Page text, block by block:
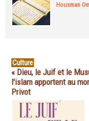
Housman
Culture
« Dieu, le Juif et le
l'islam apportent au
Privot